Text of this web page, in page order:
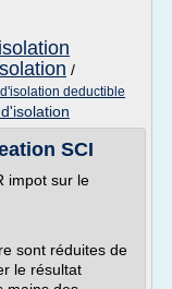
/
deductible
SCI
impot sur le
sont réduites de
le résultat